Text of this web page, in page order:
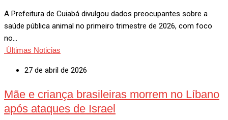
A Prefeitura de Cuiabá divulgou dados preocupantes sobre a
saúde pública animal no primeiro trimestre de 2026, com foco
no…
Últimas Noticias
27 de abril de 2026
Mãe e criança brasileiras morrem no Líbano
após ataques de Israel